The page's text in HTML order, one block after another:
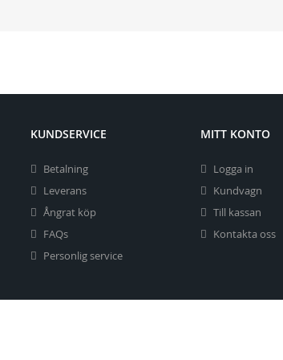
KUNDSERVICE
Betalning
Leverans
Ångrat köp
FAQs
Personlig service
MITT KONTO
Logga in
Kundvagn
Till kassan
Kontakta oss